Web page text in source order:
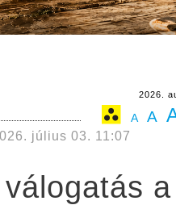
2026.
A A
július 03. 11:07